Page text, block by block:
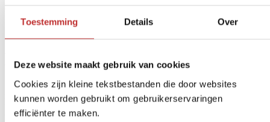
Toestemming Details Over
Deze website maakt gebruik van cookies
Cookies zijn kleine tekstbestanden die door websites
kunnen worden gebruikt om gebruikerservaringen
efficiënter te maken.
Unsere Kollektion an Shungit-
Produkten
„Beschwerden“ in den Schultern, im unteren Rücken, in den
Handgelenken oder in den Knöcheln können auf zwei Arten
interpretiert werden: Entweder haben Sie Beschwerden an diesen